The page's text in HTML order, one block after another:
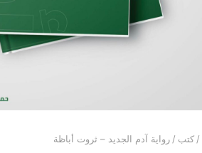
/ كتب / رواية آدم الجديد – ثروت أباظة